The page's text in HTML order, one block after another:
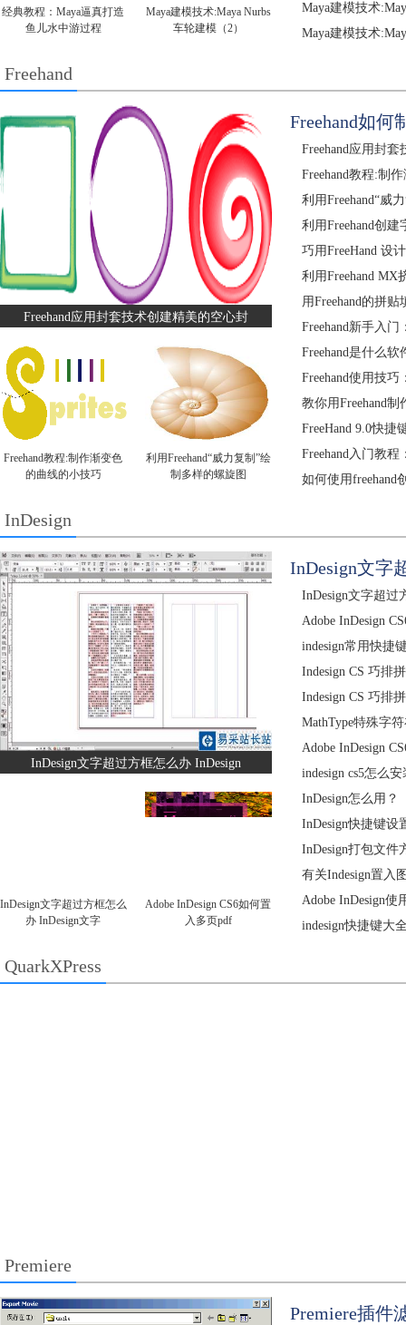
经典教程：Maya逼真打造
鱼儿水中游过程
Maya建模技术:Maya Nurbs
车轮建模（2）
Maya建模技术
Maya建模技术
Freehand
Freehand应用封套技术创建精美的空心封
Freehand教程:制作渐变色
的曲线的小技巧
利用Freehand“威力复制”绘
制多样的螺旋图
Freehand如
Freehand应用封
Freehand教程:制
利用Freehand“威
利用Freehand创
巧用FreeHand 设
利用Freehand MX
用Freehand的拼
Freehand新手入门
Freehand是什么
Freehand使用技
教你用Freehand
FreeHand 9.0快捷
Freehand入门教程
如何使用freehand
InDesign
InDesign文字超过方框怎么办 InDesign
InDesign文字超过方框怎么
办 InDesign文字
Adobe InDesign CS6如何置
入多页pdf
InDesign文字
InDesign文字超过
Adobe InDesign
indesign常用快捷
Indesign CS 巧排
Indesign CS 巧排
MathType特殊字
Adobe InDesign
indesign cs5怎么安
InDesign怎么用？
InDesign快捷键设
InDesign打包文件
有关Indesign置入
Adobe InDesign
indesign快捷键大
QuarkXPress
Premiere
Premiere插件